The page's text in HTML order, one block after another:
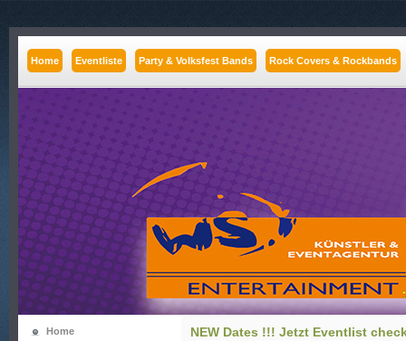
Home Eventliste Party & Volksfest Bands Rock Covers & Rockbands
Home
NEW Dates !!! Jetzt Eventlist